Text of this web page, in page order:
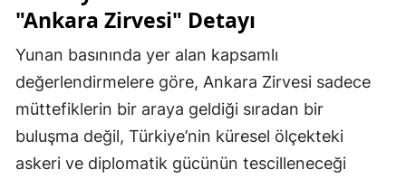
"Ankara Zirvesi" Detayı
Yunan basınında yer alan kapsamlı
değerlendirmelere göre, Ankara Zirvesi sadece
müttefiklerin bir araya geldiği sıradan bir
buluşma değil, Türkiye’nin küresel ölçekteki
askeri ve diplomatik gücünün tescilleneceği